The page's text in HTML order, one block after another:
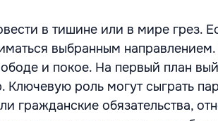
в тишине или в мире грез.
выбранным
и покое. На первый план
Ключевую роль могут сыграть
гражданские обязательства,